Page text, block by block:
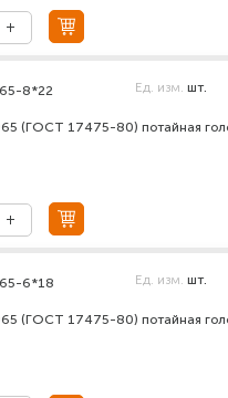
(ГОСТ 17475-80) потайная
8*22 Ед. изм. шт.
(ГОСТ 17475-80) потайная
6*18 Ед. изм. шт.